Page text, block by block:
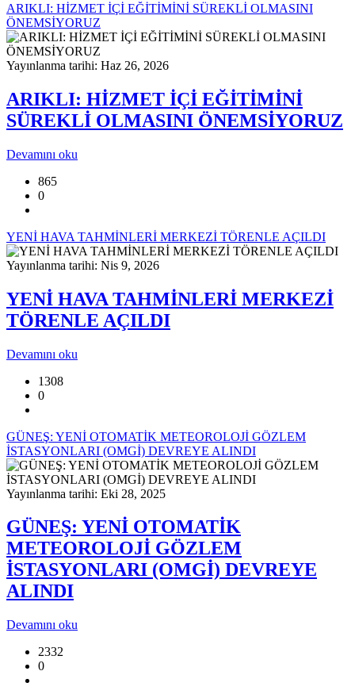
ARIKLI: HİZMET İÇİ EĞİTİMİNİ SÜREKLİ OLMASINI
ÖNEMSİYORUZ
Yayınlanma tarihi: Haz 26, 2026
ARIKLI: HİZMET İÇİ EĞİTİMİNİ
SÜREKLİ OLMASINI ÖNEMSİYORUZ
Devamını oku
865
0
YENİ HAVA TAHMİNLERİ MERKEZİ TÖRENLE AÇILDI
Yayınlanma tarihi: Nis 9, 2026
YENİ HAVA TAHMİNLERİ MERKEZİ
TÖRENLE AÇILDI
Devamını oku
1308
0
GÜNEŞ: YENİ OTOMATİK METEOROLOJİ GÖZLEM
İSTASYONLARI (OMGİ) DEVREYE ALINDI
Yayınlanma tarihi: Eki 28, 2025
GÜNEŞ: YENİ OTOMATİK
METEOROLOJİ GÖZLEM
İSTASYONLARI (OMGİ) DEVREYE
ALINDI
Devamını oku
2332
0